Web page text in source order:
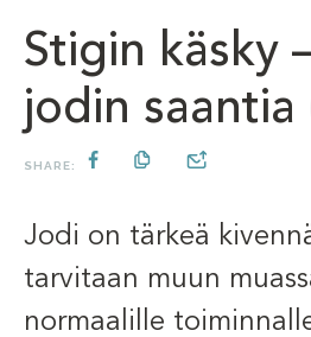
Stigin käsky
jodin saantia
SHARE:
Jodi on tärkeä
tarvitaan muun
normaalille